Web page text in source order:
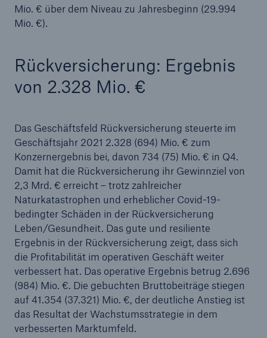
Mio. € über dem Niveau zu Jahresbeginn (29.994
Mio. €).
Rückversicherung: Ergebnis
von 2.328 Mio. €
Das Geschäftsfeld Rückversicherung steuerte im
Geschäftsjahr 2021 2.328 (694) Mio. € zum
Konzernergebnis bei, davon 734 (75) Mio. € in Q4.
Damit hat die Rückversicherung ihr Gewinnziel von
2,3 Mrd. € erreicht – trotz zahlreicher
Naturkatastrophen und erheblicher Covid-19-
bedingter Schäden in der Rückversicherung
Leben/Gesundheit. Das gute und resiliente
Ergebnis in der Rückversicherung zeigt, dass sich
die Profitabilität im operativen Geschäft weiter
verbessert hat. Das operative Ergebnis betrug 2.696
(984) Mio. €. Die gebuchten Bruttobeiträge stiegen
auf 41.354 (37.321) Mio. €, der deutliche Anstieg ist
das Resultat der Wachstumsstrategie in dem
verbesserten Marktumfeld.
Lösungen
Cyber-Lösungen von Munich Re
Navigation schließen oder Escape-Taste drücken
Home
Unternehmen
Media Relations